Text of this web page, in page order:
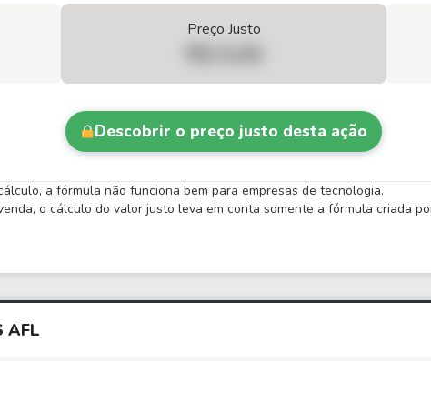
Preço Justo
Descobrir o preço justo desta ação
a fórmula não funciona bem para empresas de tecnologia.
o cálculo do valor justo leva em conta somente a fórmula criada
AFL